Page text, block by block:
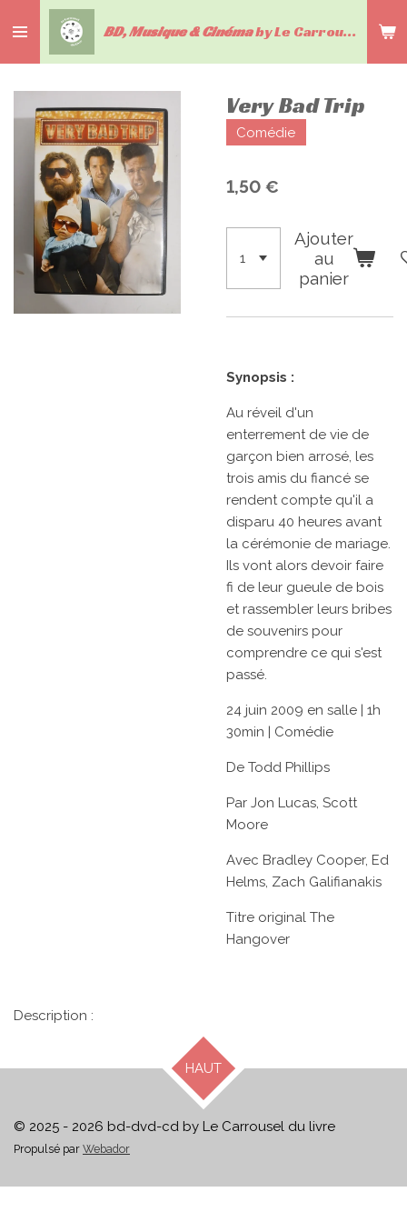
au
contenu
BD, Musique & Cinémaby Le Carrousel du livre
Very Bad Trip
Comédie
1,50 €
Ajouter
au
panier
Synopsis :
Au réveil d'un
enterrement de vie de
garçon bien arrosé, les
trois amis du fiancé se
rendent compte qu'il a
disparu 40 heures avant
la cérémonie de mariage.
Ils vont alors devoir faire
fi de leur gueule de bois
et rassembler leurs bribes
de souvenirs pour
comprendre ce qui s'est
passé.
24 juin 2009 en salle | 1h
30min | Comédie
De Todd Phillips
Par Jon Lucas, Scott
Moore
Avec Bradley Cooper, Ed
Helms, Zach Galifianakis
Titre original The
Hangover
Description :
HAUT
© 2025 - 2026 bd-dvd-cd by Le Carrousel du livre
Propulsé par Webador